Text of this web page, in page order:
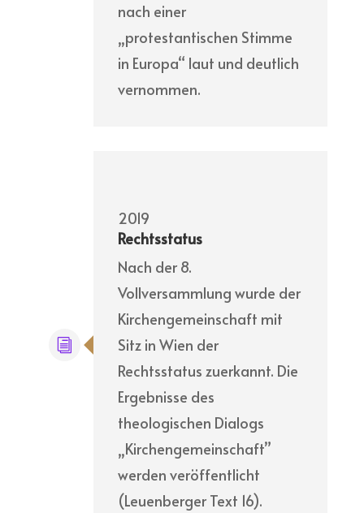
nach einer
„protestantischen Stimme
in Europa“ laut und deutlich
vernommen.
2019
Rechtsstatus
Nach der 8.
Vollversammlung wurde der
Kirchengemeinschaft mit
Sitz in Wien der
Rechtsstatus zuerkannt. Die
Ergebnisse des
theologischen Dialogs
„Kirchengemeinschaft”
werden veröffentlicht
(Leuenberger Text 16).